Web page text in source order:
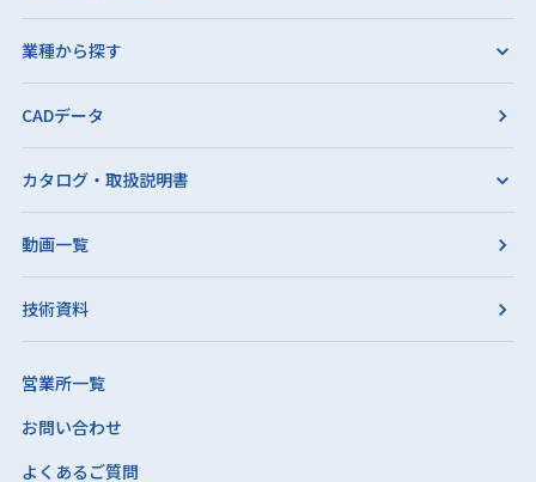
業種から探す
CADデータ
カタログ・取扱説明書
動画一覧
技術資料
営業所一覧
お問い合わせ
よくあるご質問